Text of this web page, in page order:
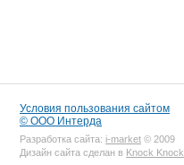
Условия пользования сайтом
© ООО Интерда
Разработка сайта: i-market © 2009
Дизайн сайта сделан в Knock Knock